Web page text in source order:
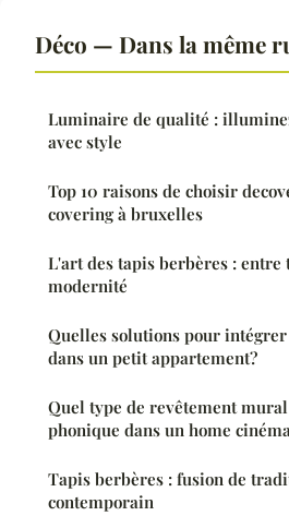
Déco — Dans la même
Luminaire de qualité :
avec style
Top 10 raisons de choisir
covering à bruxelles
L'art des tapis berbères :
modernité
Quelles solutions pour intégrer
dans un petit appartement?
Quel type de revêtement
phonique dans un home
Tapis berbères : fusion de
contemporain